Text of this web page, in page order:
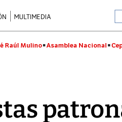
MULTIMEDIA
Raúl Mulino Asamblea Nacional